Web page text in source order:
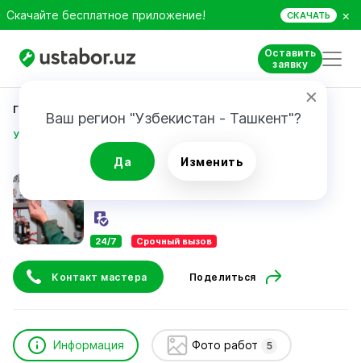
Скачайте бесплатное приложение! СКАЧАТЬ ×
Оставить
заявку
Ваш регион "Узбекистан - Ташкент"?
Да Изменить
Главная
Умаров Дилмурод Джурабаевич
24/7 Срочный вызов
Контакт мастера Поделиться
Информация Фото работ 5